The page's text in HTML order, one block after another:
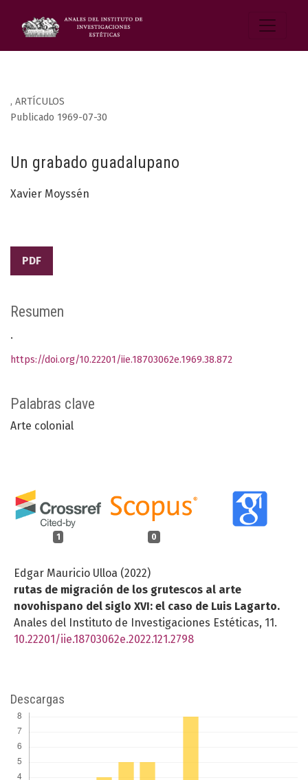
, ARTÍCULOS
Un grabado guadalupano
Publicado 1969-07-30
Xavier Moyssén
PDF
Palabras clave
Arte colonial
1 0
Edgar Mauricio Ulloa (2022)
rutas de migración de los grutescos al arte
novohispano del siglo XVI: el caso de Luis Lagarto.
Anales del Instituto de Investigaciones Estéticas, 11.
10.22201/iie.18703062e.2022.121.2798
Resumen
.
https://doi.org/10.22201/iie.18703062e.1969.38.872
Descargas